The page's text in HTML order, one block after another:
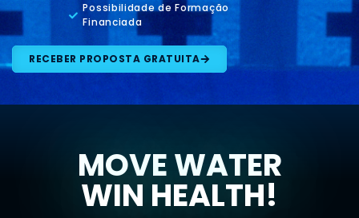
Possibilidade de Formação
Financiada
RECEBER PROPOSTA GRATUITA
MOVE WATER
WIN HEALTH!